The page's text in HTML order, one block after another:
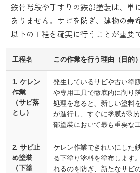
鉄骨階段や手すりの鉄部塗装は、単
ありません。サビを防ぎ、建物の寿
以下の工程を確実に行うことが重要
工程名 この作業を行う理由（目的）
1. ケレン
作業
（サビ落
とし）
発生しているサビや古い塗
や専用工具で徹底的に削り
処理を怠ると、新しい塗料
が進行し、すぐに塗膜が剥
部塗装において最も重要な
2. サビ止
め塗装
（下塗
ケレン作業できれいにした
る下塗り塗料を塗布します
れるのを防ぎ、新たなサビ